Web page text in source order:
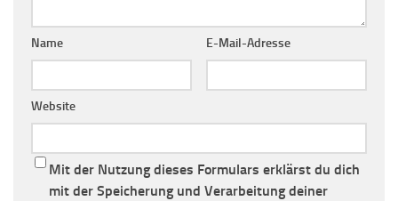
Name E-Mail-Adresse
Website
Mit der Nutzung dieses Formulars erklärst du dich
mit der Speicherung und Verarbeitung deiner